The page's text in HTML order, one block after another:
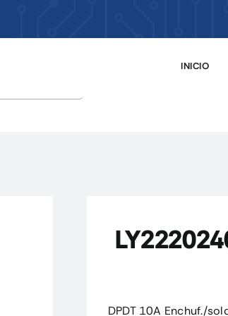
INICIO
DPDT 10A Enchuf./